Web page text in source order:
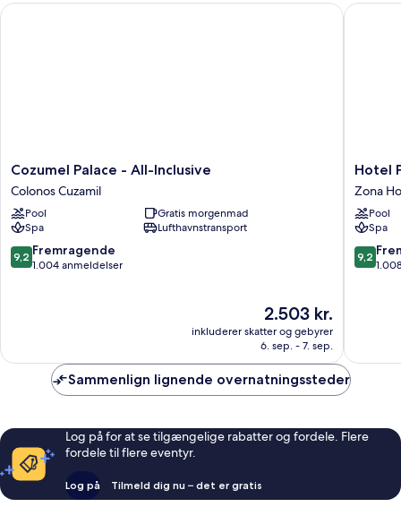
senge
Cozumel
Palace
-
All-
Inclusive
Colonos
Cuzamil
Cozumel Palace - All-Inclusive
Colonos Cuzamil
Pool
Gratis morgenmad
Spa
Lufthavnstransport
9.2
ud
9,2 Fremragende
1.004 anmeldelser
Prisen
er
2.503 kr.
2.503 kr.
inkluderer skatter og gebyrer
6. sep. - 7. sep.
Cozumel Palace - All-Inclusive
Hotel
Playa
Azul
Cozumel
Zona
Hotelera
Norte
Hotel
Zona
Pool
Spa
9.2
ud
9,2
Hotel
Sammenlign lignende overnatningssteder
Log på for at se tilgængelige rabatter og fordele. Flere
fordele til flere eventyr.
Log på Tilmeld dig nu – det er gratis